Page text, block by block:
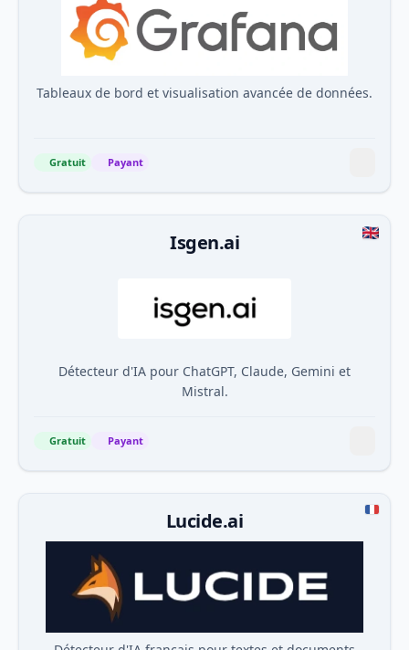
Tableaux de bord et visualisation avancée de données.
Gratuit Payant
Isgen.ai
Détecteur d'IA pour ChatGPT, Claude, Gemini et
Mistral.
Gratuit Payant
Lucide.ai